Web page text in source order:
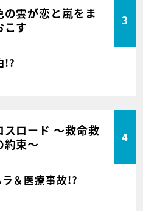
の雲が恋と嵐をま
こす
3
!?
スロード ～救命救
約束～
4
＆医療事故!?